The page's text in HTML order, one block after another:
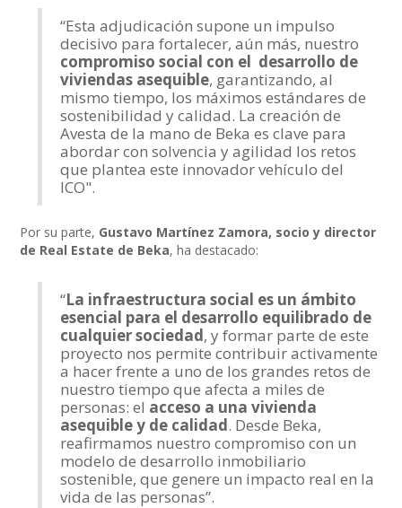
“Esta adjudicación supone un impulso
decisivo para fortalecer, aún más, nuestro
compromiso social con el desarrollo de
viviendas asequible, garantizando, al
mismo tiempo, los máximos estándares de
sostenibilidad y calidad. La creación de
Avesta de la mano de Beka es clave para
abordar con solvencia y agilidad los retos
que plantea este innovador vehículo del
ICO".
Por su parte, Gustavo Martínez Zamora, socio y director
de Real Estate de Beka, ha destacado:
“La infraestructura social es un ámbito
esencial para el desarrollo equilibrado de
cualquier sociedad, y formar parte de este
proyecto nos permite contribuir activamente
a hacer frente a uno de los grandes retos de
nuestro tiempo que afecta a miles de
personas: el acceso a una vivienda
asequible y de calidad. Desde Beka,
reafirmamos nuestro compromiso con un
modelo de desarrollo inmobiliario
sostenible, que genere un impacto real en la
vida de las personas”.